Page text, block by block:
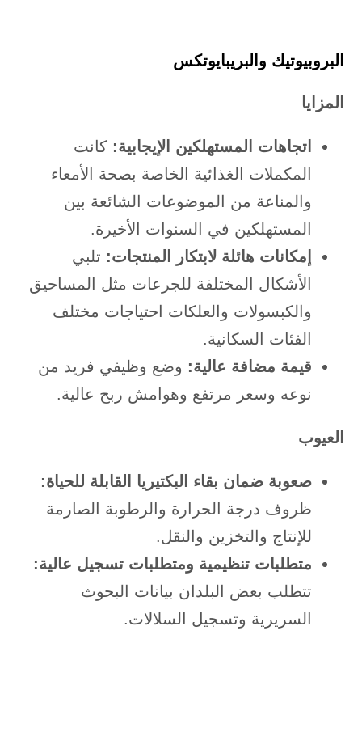
البروبيوتيك والبريبايوتكس
المزايا
اتجاهات المستهلكين الإيجابية:كانت
المكملات الغذائية الخاصة بصحة الأمعاء
والمناعة من الموضوعات الشائعة بين
المستهلكين في السنوات الأخيرة.
إمكانات هائلة لابتكار المنتجات: تلبي
الأشكال المختلفة للجرعات مثل المساحيق
والكبسولات والعلكات احتياجات مختلف
الفئات السكانية.
قيمة مضافة عالية: وضع وظيفي فريد من
نوعه وسعر مرتفع وهوامش ربح عالية.
العيوب
صعوبة ضمان بقاء البكتيريا القابلة للحياة:
ظروف درجة الحرارة والرطوبة الصارمة
للإنتاج والتخزين والنقل.
متطلبات تنظيمية ومتطلبات تسجيل عالية:
تتطلب بعض البلدان بيانات البحوث
السريرية وتسجيل السلالات.